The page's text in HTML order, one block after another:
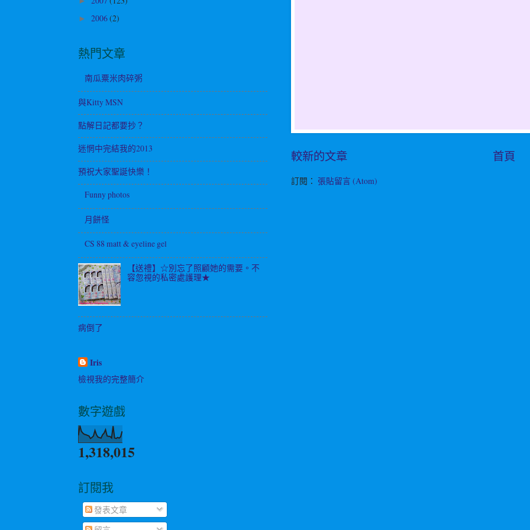
較新的文章 首頁
訂閱： 張貼留言 (Atom)
► 2006(2)
熱門文章
南瓜粟米肉碎粥
與Kitty MSN
點解日記都要抄？
迷惘中完結我的2013
預祝大家聖誕快樂！
Funny photos
月餅怪
CS 88 matt & eyeline gel
【送禮】☆別忘了照顧她的需要。不
容忽視的私密處護理★
病倒了
Iris
檢視我的完整簡介
數字遊戲
1,318,015
訂閱我
發表文章